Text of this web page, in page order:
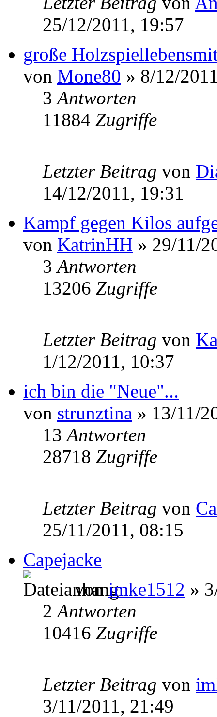
25/12/2011, 19:57
große
von Mone80 » 8/12/
3Antworten
11884 Zugriffe
Letzter Beitrag von
14/12/2011, 19:31
Kampf gegen Kilos
von KatrinHH » 29/11/
3Antworten
13206 Zugriffe
Letzter Beitrag von
1/12/2011, 10:37
ich bin die "Neue"...
von strunztina » 13/11/
13Antworten
28718 Zugriffe
Letzter Beitrag von
25/11/2011, 08:15
Capejacke
vonimke1512 »
2Antworten
10416 Zugriffe
Letzter Beitrag von
3/11/2011, 21:49